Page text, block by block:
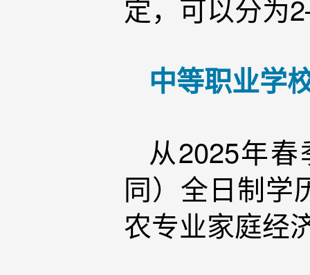
定，可以分为
中等职业学
从2025年
同）全日制学
农专业家庭经